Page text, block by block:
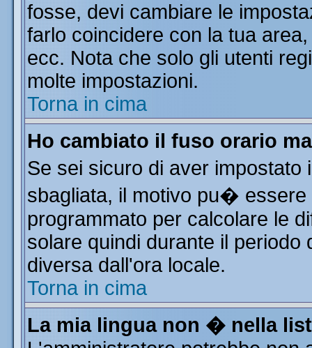
fosse, devi cambiare le
farlo coincidere con la tua
ecc. Nota che solo gli utenti
molte impostazioni.
Torna in cima
Ho cambiato il fuso orario
Se sei sicuro di aver
sbagliata, il motivo pu�
programmato per calcolare le
solare quindi durante il
diversa dall'ora locale.
Torna in cima
La mia lingua non � nella